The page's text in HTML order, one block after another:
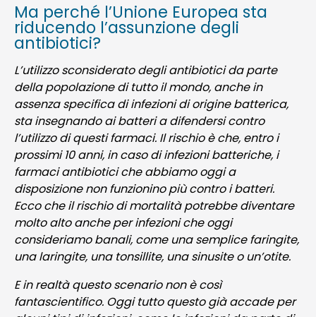
Ma perché l’Unione Europea sta
riducendo l’assunzione degli
antibiotici?
L’utilizzo sconsiderato degli antibiotici da parte
della popolazione di tutto il mondo, anche in
assenza specifica di infezioni di origine batterica,
sta insegnando ai batteri a difendersi contro
l’utilizzo di questi farmaci. Il rischio è che, entro i
prossimi 10 anni, in caso di infezioni batteriche, i
farmaci antibiotici che abbiamo oggi a
disposizione non funzionino più contro i batteri.
Ecco che il rischio di mortalità potrebbe diventare
molto alto anche per infezioni che oggi
consideriamo banali, come una semplice faringite,
una laringite, una tonsillite, una sinusite o un’otite.
E in realtà questo scenario non è così
fantascientifico. Oggi tutto questo già accade per